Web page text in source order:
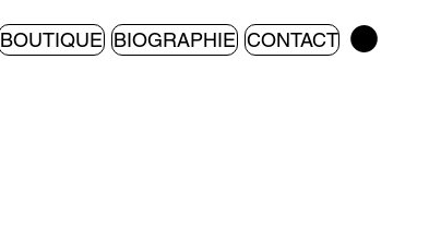
BOUTIQUE BIOGRAPHIE CONTACT